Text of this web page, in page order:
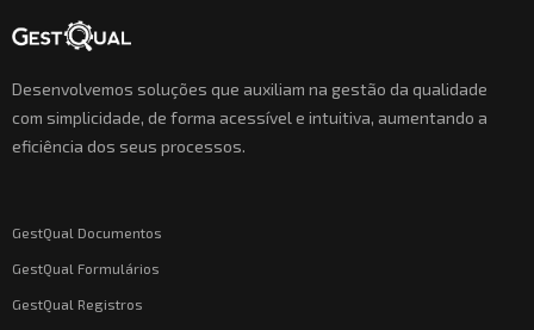
Desenvolvemos soluções que auxiliam na gestão da qualidade
com simplicidade, de forma acessível e intuitiva, aumentando a
eficiência dos seus processos.
GestQual Documentos
GestQual Formulários
GestQual Registros